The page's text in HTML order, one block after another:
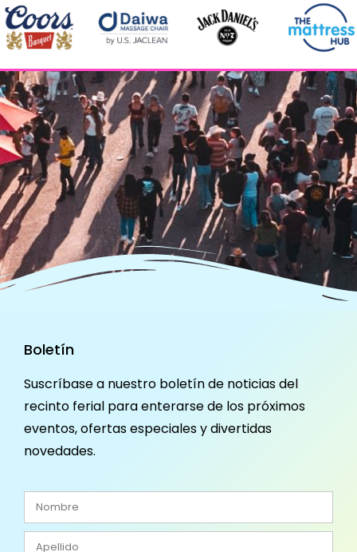
Boletín
Suscríbase a nuestro boletín de noticias del
recinto ferial para enterarse de los próximos
eventos, ofertas especiales y divertidas
novedades.